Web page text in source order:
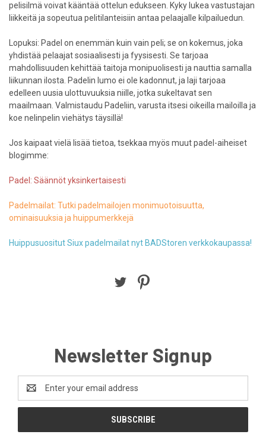
pelisilmä voivat kääntää ottelun edukseen. Kyky lukea vastustajan
liikkeitä ja sopeutua pelitilanteisiin antaa pelaajalle kilpailuedun.
Lopuksi: Padel on enemmän kuin vain peli; se on kokemus, joka
yhdistää pelaajat sosiaalisesti ja fyysisesti. Se tarjoaa
mahdollisuuden kehittää taitoja monipuolisesti ja nauttia samalla
liikunnan ilosta. Padelin lumo ei ole kadonnut, ja laji tarjoaa
edelleen uusia ulottuvuuksia niille, jotka sukeltavat sen
maailmaan. Valmistaudu Padeliin, varusta itsesi oikeilla mailoilla ja
koe nelinpelin viehätys täysillä!
Jos kaipaat vielä lisää tietoa, tsekkaa myös muut padel-aiheiset
blogimme:
Padel: Säännöt yksinkertaisesti
Padelmailat: Tutki padelmailojen monimuotoisuutta,
ominaisuuksia ja huippumerkkejä
Huippusuositut Siux padelmailat nyt BADStoren verkkokaupassa!
Newsletter Signup
Address